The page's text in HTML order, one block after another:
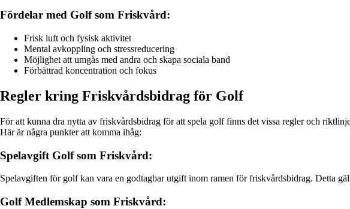
Fördelar med Golf som Friskvård:
Frisk luft och fysisk aktivitet
Mental avkoppling och stressreducering
Möjlighet att umgås med andra och skapa sociala band
Förbättrad koncentration och fokus
Regler kring Friskvårdsbidrag för Golf
För att kunna dra nytta av friskvårdsbidrag för att spela golf finns det vissa regler och
Här är några punkter att komma ihåg:
Spelavgift Golf som Friskvård:
Spelavgiften för golf kan vara en godtagbar utgift inom ramen för friskvårdsbidrag. Detta
Golf Medlemskap som Friskvård: